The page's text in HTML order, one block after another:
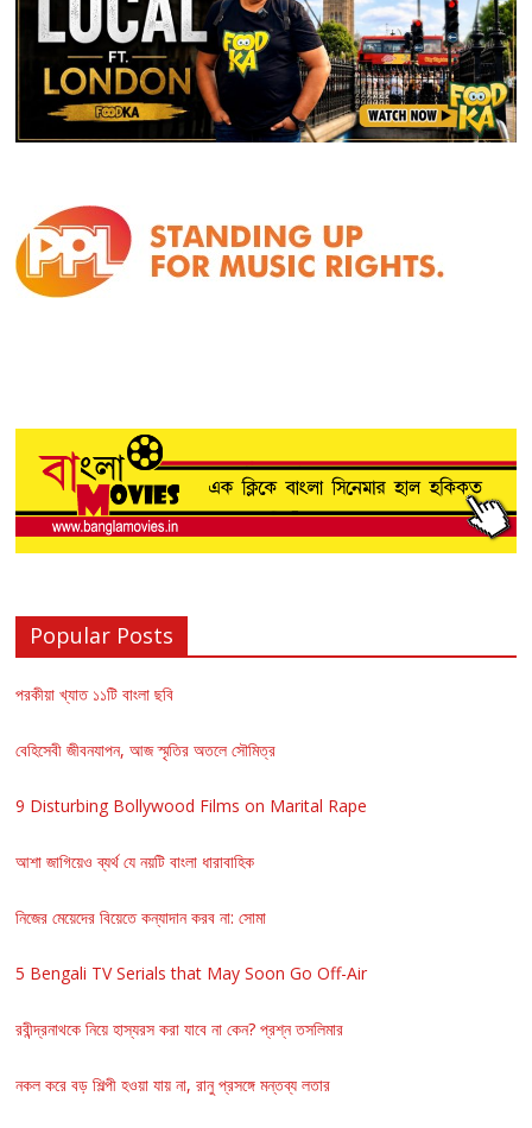
Popular Posts
পরকীয়া খ্যাত ১১টি বাংলা ছবি
বেহিসেবী জীবনযাপন, আজ স্মৃতির অতলে সৌমিত্র
9 Disturbing Bollywood Films on Marital Rape
আশা জাগিয়েও ব্যর্থ যে নয়টি বাংলা ধারাবাহিক
নিজের মেয়েদের বিয়েতে কন্যাদান করব না: সোমা
5 Bengali TV Serials that May Soon Go Off-Air
রবীন্দ্রনাথকে নিয়ে হাস্যরস করা যাবে না কেন? প্রশ্ন তসলিমার
নকল করে বড় শিল্পী হওয়া যায় না, রানু প্রসঙ্গে মন্তব্য লতার